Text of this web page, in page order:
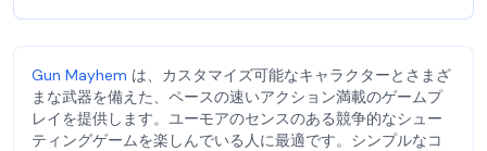
Gun Mayhem は、カスタマイズ可能なキャラクターとさまざ
まな武器を備えた、ペースの速いアクション満載のゲームプ
レイを提供します。ユーモアのセンスのある競争的なシュー
ティングゲームを楽しんでいる人に最適です。シンプルなコ